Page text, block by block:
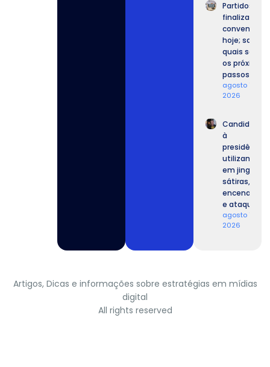
Partidos
finalizam
convenções
hoje; saiba
quais serão
os próximos
passos.
agosto 7,
2026
Candidatos
à
presidência
utilizam IA
em jingles,
sátiras,
encenações
e ataques.
agosto 7,
2026
Artigos, Dicas e informações sobre estratégias em mídias
digital
All rights reserved